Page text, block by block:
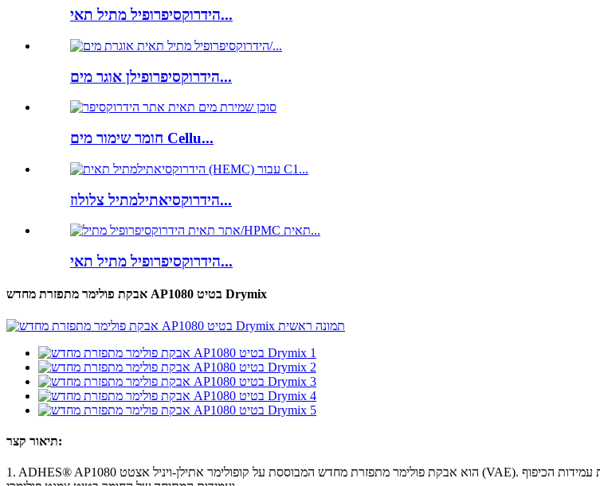
הידרוקסיפרופיל מתיל תאי...
הידרוקסיפרופילן אוגר מים...
חומר שימור מים Cellu...
הידרוקסיאתילמתיל צלולוז...
הידרוקסיפרופיל מתיל תאי...
אבקת פולימר מתפזרת מחדש AP1080 בטיט Drymix
תיאור קצר:
1. ADHES® AP1080 הוא אבקת פולימר מתפזרת מחדש המבוססת על קופולימר אתילן-ויניל אצטט (VAE). למוצר יש הידבקות טובה, פלסטיות, עמידות למים ויכולת עיוות חזקה; הוא יכול לשפר ביעילות את עמידות הכיפוף